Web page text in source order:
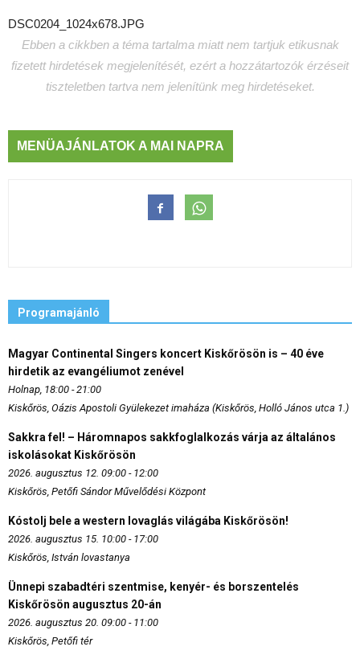
DSC0204_1024x678.JPG
Ebben a cikkben a téma tartalma miatt nem tartjuk etikusnak
fizetett hirdetések megjelenítését, ezért a hozzátartozók érzéseit
tiszteletben tartva nem jelenítünk meg hirdetéseket.
MENÜAJÁNLATOK A MAI NAPRA
Programajánló
Magyar Continental Singers koncert Kiskőrösön is – 40 éve
hirdetik az evangéliumot zenével
Holnap, 18:00 - 21:00
Kiskőrös, Oázis Apostoli Gyülekezet imaháza (Kiskőrös, Holló János utca 1.)
Sakkra fel! – Háromnapos sakkfoglalkozás várja az általános
iskolásokat Kiskőrösön
2026. augusztus 12. 09:00 - 12:00
Kiskőrös, Petőfi Sándor Művelődési Központ
Kóstolj bele a western lovaglás világába Kiskőrösön!
2026. augusztus 15. 10:00 - 17:00
Kiskőrös, István lovastanya
Ünnepi szabadtéri szentmise, kenyér- és borszentelés
Kiskőrösön augusztus 20-án
2026. augusztus 20. 09:00 - 11:00
Kiskőrös, Petőfi tér